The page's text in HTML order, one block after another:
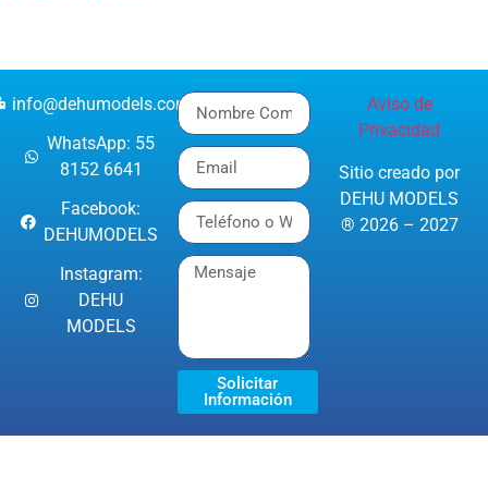
info@dehumodels.com
WhatsApp: 55
8152 6641
Facebook:
DEHUMODELS
Instagram:
DEHU
MODELS
Solicitar
Información
Aviso de
Privacidad
Sitio creado por
DEHU MODELS
® 2026 – 2027